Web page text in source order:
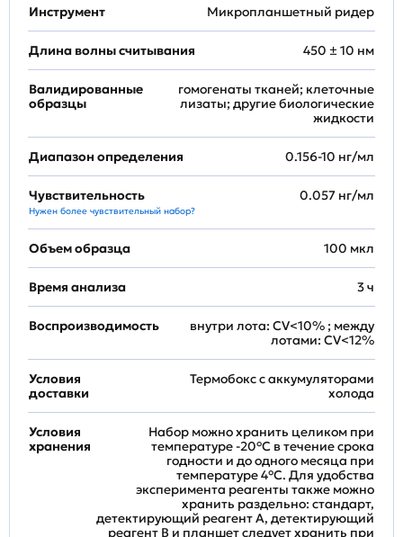
Инструмент Микропланшетный ридер
Длина волны считывания 450 ± 10 нм
Валидированные
образцы
гомогенаты тканей; клеточные
лизаты; другие биологические
жидкости
Диапазон определения 0.156-10 нг/мл
Чувствительность
Нужен более чувствительный набор?
0.057 нг/мл
Объем образца 100 мкл
Время анализа 3 ч
Воспроизводимость
внутри лота: CV<10% ; между
лотами: CV<12%
Условия
доставки
Термобокс с аккумуляторами
холода
Условия
хранения
Набор можно хранить целиком при
температуре -20°C в течение срока
годности и до одного месяца при
температуре 4°C. Для удобства
эксперимента реагенты также можно
хранить раздельно: стандарт,
детектирующий реагент A, детектирующий
реагент B и планшет следует хранить при